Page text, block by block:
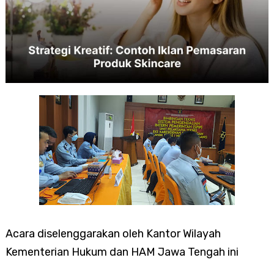
Acara diselenggarakan oleh Kantor Wilayah
Kementerian Hukum dan HAM Jawa Tengah ini